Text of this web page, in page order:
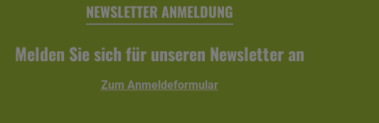
NEWSLETTER ANMELDUNG
Melden Sie sich für unseren Newsletter an
Zum Anmeldeformular